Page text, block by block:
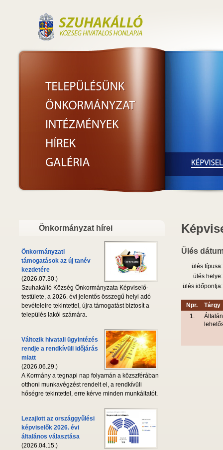
Önkormányzat hírei
Önkormányzati
támogatások az új tanév
kezdetére
(2026.07.30.)
Szuhakálló Község Önkormányzata Képviselő-
testülete, a 2026. évi jelentős összegű helyi adó
bevételeire tekintettel, újra támogatást biztosít a
település lakói számára.
Változik hivatali ügyintézés
rendje a rendkívüli időjárás
miatt
(2026.06.29.)
A Kormány a tegnapi nap folyamán a közszférában
otthoni munkavégzést rendelt el, a rendkívüli
hőségre tekintettel, erre kérve minden munkáltatót.
Lezajlott az országgyűlési
képviselők 2026. évi
általános választása
(2026.04.15.)
Ülés
ülés típusa:
ülés helye:
ülés időpontja:
Npr.
Tárgy
1.